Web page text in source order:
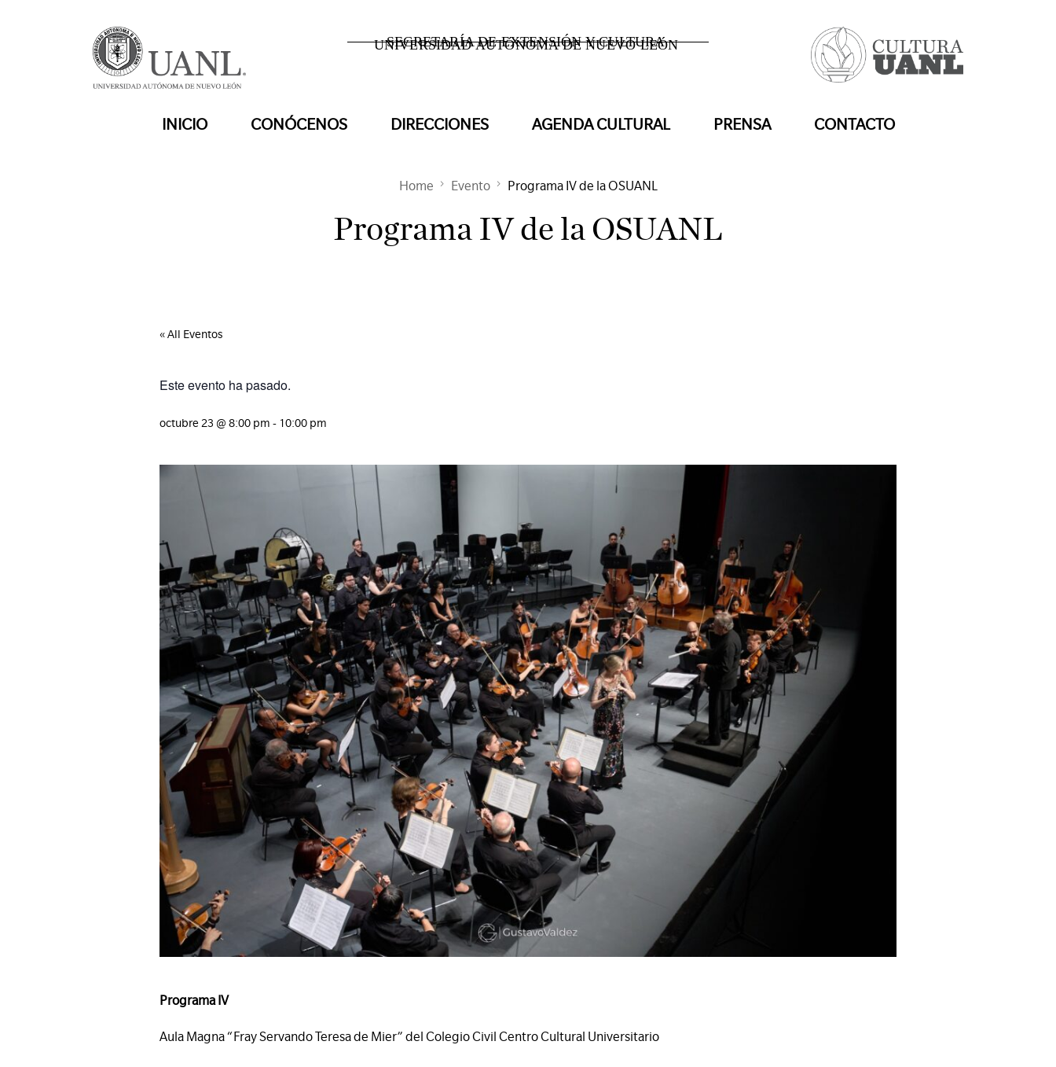
UNIVERSIDAD AUTÓNOMA DE NUEVO LEÓN
SECRETARÍA DE EXTENSIÓN Y CULTURA
INICIO CONÓCENOS DIRECCIONES AGENDA CULTURAL PRENSA CONTACTO
Home Evento Programa IV de la OSUANL
Programa IV de la OSUANL
« All Eventos
Este evento ha pasado.
octubre 23 @8:00 pm - 10:00 pm
Programa IV
Aula Magna “Fray Servando Teresa de Mier” del Colegio Civil Centro Cultural Universitario